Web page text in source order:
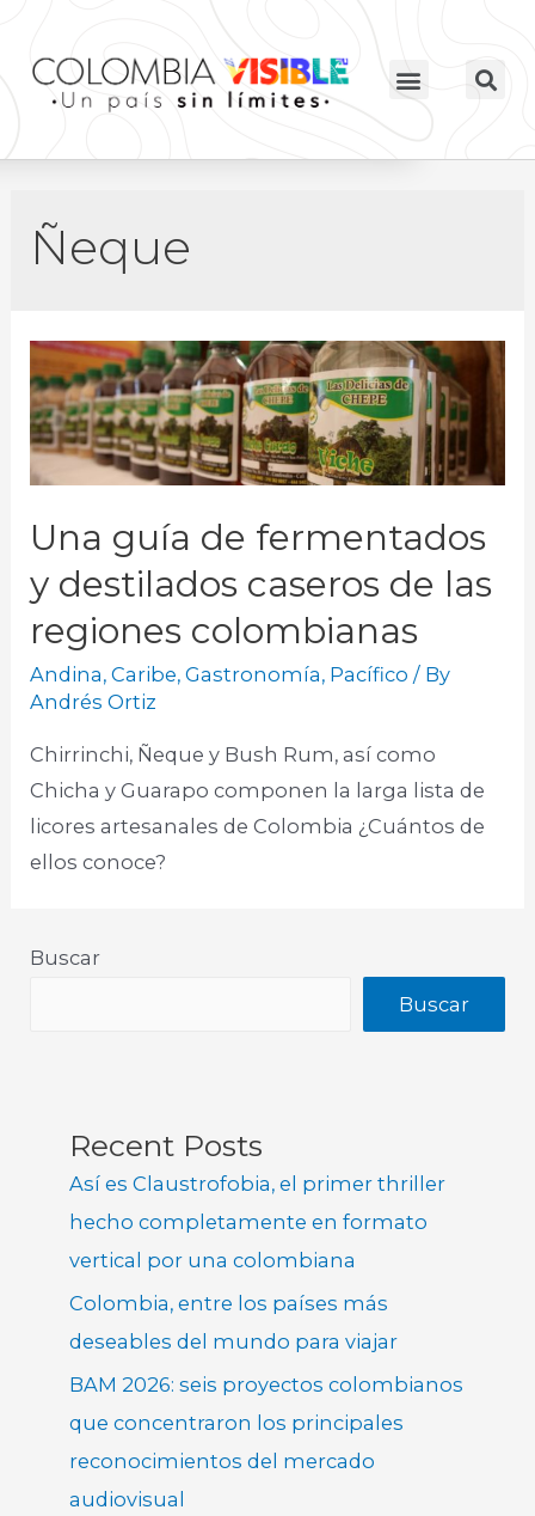
Ñeque
Una guía de fermentados
y destilados caseros de las
regiones colombianas
Andina,Caribe,Gastronomía, Pacífico / By
Andrés Ortiz
Chirrinchi, Ñeque y Bush Rum, así como
Chicha y Guarapo componen la larga lista de
licores artesanales de Colombia ¿Cuántos de
ellos conoce?
Buscar
Buscar
Recent Posts
Así es Claustrofobia, el primer thriller
hecho completamente en formato
vertical por una colombiana
Colombia, entre los países más
deseables del mundo para viajar
BAM 2026: seis proyectos colombianos
que concentraron los principales
reconocimientos del mercado
audiovisual